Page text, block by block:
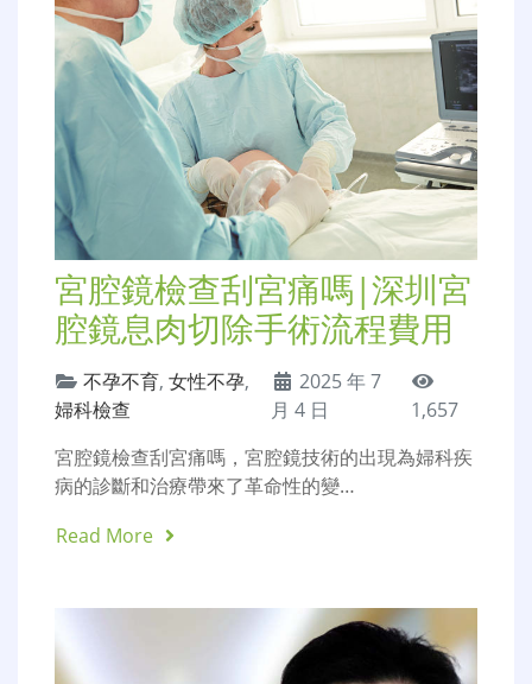
宮腔鏡檢查刮宮痛嗎|深圳宮
腔鏡息肉切除手術流程費用
不孕不育, 女性不孕,
婦科檢查
2025 年 7
月 4 日
1,657
宮腔鏡檢查刮宮痛嗎，宮腔鏡技術的出現為婦科疾
病的診斷和治療帶來了革命性的變…
Read More